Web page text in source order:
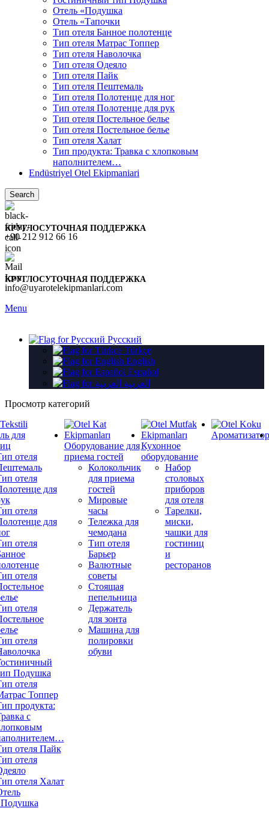
Отель «Подушка
Отель «Тапочки
Тип отеля Банное полотенце
Тип отеля Матрас Топпер
Тип отеля Наволочка
Тип отеля Одеяло
Тип отеля Пайк
Тип отеля Пештемаль
Тип отеля Полотенце для ног
Тип отеля Полотенце для рук
Тип отеля Постельное белье
Тип отеля Постельное белье
Тип отеля Халат
Тип продукта: Травка с хлопковым
наполнителем…
Endüstriyel Otel Ekipmaniari
Search
КРУГЛОСУТОЧНАЯ ПОДДЕРЖКА
+90 212 912 66 16
КРУГЛОСУТОЧНАЯ ПОДДЕРЖКА
info@uyarotelekipmanlari.com
Menu
Русский
Türkçe
English
Español
العربية
Просмотр категорий
для
отеля
отеля
для
отеля
для
отеля
отеля
отеля
отеля
Подушка
отеля
Топпер
продукта:
с
отеля Пайк
отеля
отеля Халат
Оборудование для
приема гостей
Колокольчик
для приема
гостей
Мировые
часы
Тележка для
чемодана
Тип отеля
Барьер
Валютные
советы
Стоящая
пепельница
Держатель
для зонта
Машина для
полировки
обуви
Кухонное
оборудование
Набор
столовых
приборов
для отеля
Тарелки,
миски,
чашки для
гостиниц
и
ресторанов
Ароматизатор